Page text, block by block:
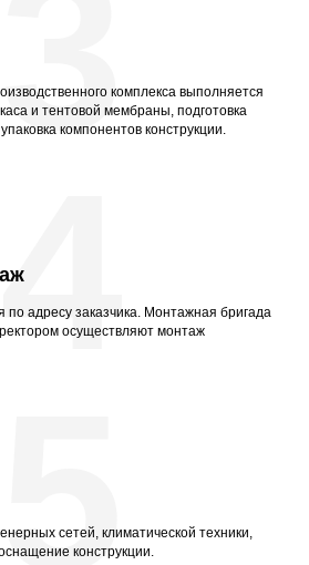
комплекса выполняется
и тентовой мембраны, подготовка
компонентов конструкции.
3
по адресу заказчика. Монтажная бригада
осуществляют монтаж
4
сетей, климатической техники,
конструкции.
5